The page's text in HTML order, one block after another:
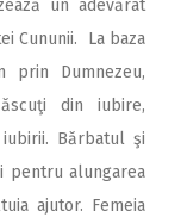
un adevărat
Cununii. La baza
prin Dumnezeu,
din iubire,
Bărbatul şi
pentru alungarea
ajutor. Femeia